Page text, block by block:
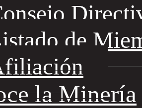
de
la Minería